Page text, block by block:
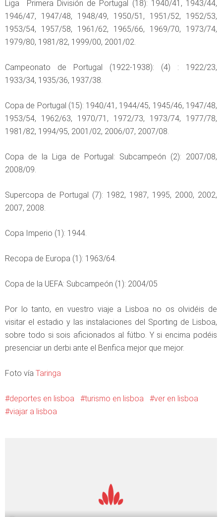
Liga Primera División de Portugal (18): 1940/41, 1943/44,
1946/47, 1947/48, 1948/49, 1950/51, 1951/52, 1952/53,
1953/54, 1957/58, 1961/62, 1965/66, 1969/70, 1973/74,
1979/80, 1981/82, 1999/00, 2001/02.
Campeonato de Portugal (1922-1938): (4) : 1922/23,
1933/34, 1935/36, 1937/38.
Copa de Portugal (15): 1940/41, 1944/45, 1945/46, 1947/48,
1953/54, 1962/63, 1970/71, 1972/73, 1973/74, 1977/78,
1981/82, 1994/95, 2001/02, 2006/07, 2007/08.
Copa de la Liga de Portugal: Subcampeón (2): 2007/08,
2008/09.
Supercopa de Portugal (7): 1982, 1987, 1995, 2000, 2002,
2007, 2008.
Copa Imperio (1): 1944.
Recopa de Europa (1): 1963/64.
Copa de la UEFA: Subcampeón (1): 2004/05
Por lo tanto, en vuestro viaje a Lisboa no os olvidéis de
visitar el estadio y las instalaciones del Sporting de Lisboa,
sobre todo si sois aficionados al fútbo. Y si encima podéis
presenciar un derbi ante el Benfica mejor que mejor.
Foto vía Taringa
deportes en lisboa turismo en lisboa
ver en lisboa
viajar a lisboa